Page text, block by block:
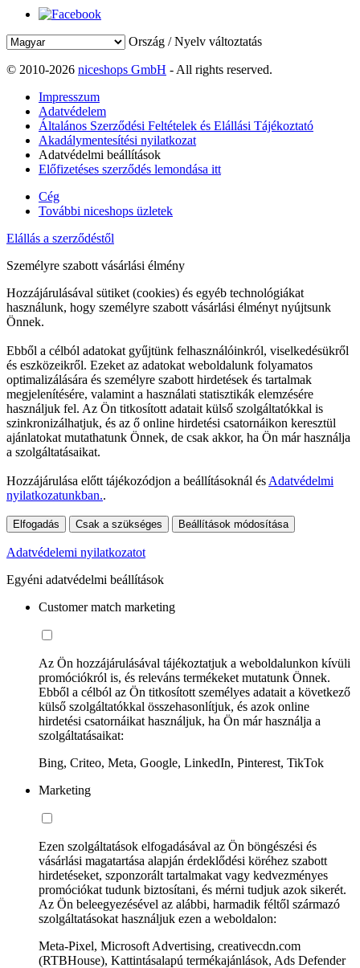
Ország / Nyelv változtatás
© 2010-2026 niceshops GmbH - All rights reserved.
Impresszum
Adatvédelem
Általános Szerződési Feltételek és Elállási Tájékoztató
Akadálymentesítési nyilatkozat
Adatvédelmi beállítások
Előfizetéses szerződés lemondása itt
Cég
További niceshops üzletek
Elállás a szerződéstől
Személyre szabott vásárlási élmény
Hozzájárulásával sütiket (cookies) és egyéb technológiákat
használunk, hogy személyre szabott vásárlási élményt nyújtsunk
Önnek.
Ebből a célból adatokat gyűjtünk felhasználóinkról, viselkedésükről
és eszközeikről. Ezeket az adatokat weboldalunk folyamatos
optimalizálására és személyre szabott hirdetések és tartalmak
megjelenítésére, valamint a használati statisztikák elemzésére
használjuk fel. Az Ön titkosított adatait külső szolgáltatókkal is
szinkronizálhatjuk, és az ő online hirdetési csatornáikon keresztül
ajánlatokat mutathatunk Önnek, de csak akkor, ha Ön már használja
a szolgáltatásaikat.
Hozzájárulása előtt tájékozódjon a beállításoknál és Adatvédelmi
nyilatkozatunkban..
Elfogadás Csak a szükséges Beállítások módosítása
Adatvédelemi nyilatkozatot
Egyéni adatvédelmi beállítások
Customer match marketing
Az Ön hozzájárulásával tájékoztatjuk a weboldalunkon kívüli
promóciókról is, és releváns termékeket mutatunk Önnek.
Ebből a célból az Ön titkosított személyes adatait a következő
külső szolgáltatókkal összehasonlítjuk, és azok online
hirdetési csatornáikat használjuk, ha Ön már használja a
szolgáltatásaikat:
Bing, Criteo, Meta, Google, LinkedIn, Pinterest, TikTok
Marketing
Ezen szolgáltatások elfogadásával az Ön böngészési és
vásárlási magatartása alapján érdeklődési köréhez szabott
hirdetéseket, szponzorált tartalmakat vagy kedvezményes
promóciókat tudunk biztosítani, és mérni tudjuk azok sikerét.
Az Ön beleegyezésével az alábbi, harmadik féltől származó
szolgáltatásokat használjuk ezen a weboldalon:
Meta-Pixel, Microsoft Advertising, creativecdn.com
(RTBHouse), Kattintásalapú termékajánlások, Ads Defender